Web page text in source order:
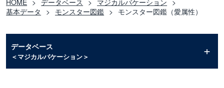
HOME データベース
マジカルバケーション
基本データ
モンスター図鑑 モンスター図鑑（愛属性）
データベース
＜マジカルバケーション＞